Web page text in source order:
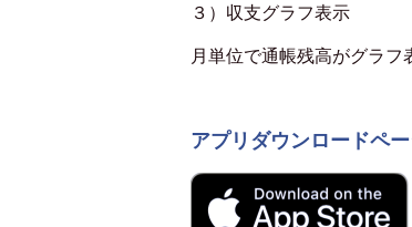
３）収支グラフ表示
月単位で通帳残高がグラフ
アプリダウンロードペ